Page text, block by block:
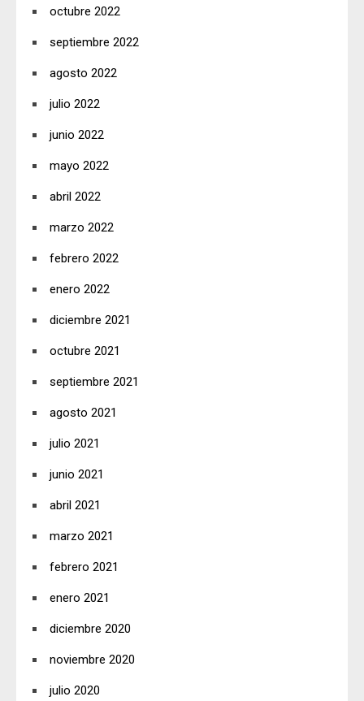
octubre 2022
septiembre 2022
agosto 2022
julio 2022
junio 2022
mayo 2022
abril 2022
marzo 2022
febrero 2022
enero 2022
diciembre 2021
octubre 2021
septiembre 2021
agosto 2021
julio 2021
junio 2021
abril 2021
marzo 2021
febrero 2021
enero 2021
diciembre 2020
noviembre 2020
julio 2020